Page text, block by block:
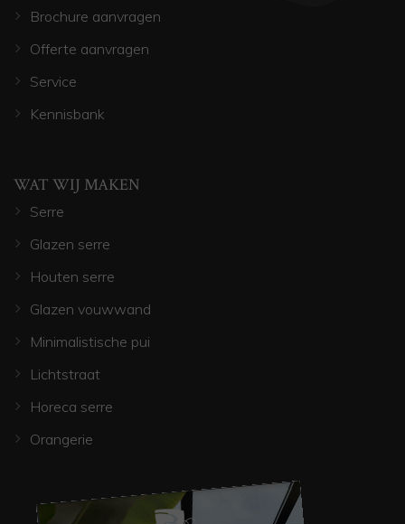
Brochure aanvragen
Offerte aanvragen
Service
Kennisbank
WAT WIJ MAKEN
Serre
Glazen serre
Houten serre
Glazen vouwwand
Minimalistische pui
Lichtstraat
Horeca serre
Orangerie